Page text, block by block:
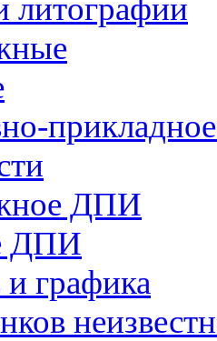
литографии
ДПИ
ДПИ
графика